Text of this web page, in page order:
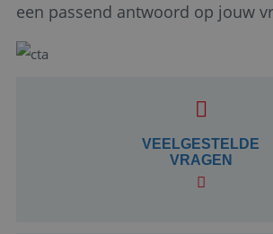
een passend antwoord op jouw
VEELGESTELDE
VRAGEN
Google Privacy Policy